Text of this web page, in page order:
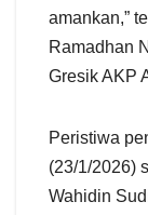
amankan,”
Ramadhan
Gresik AKP
Peristiwa
(23/1/2026)
Wahidin